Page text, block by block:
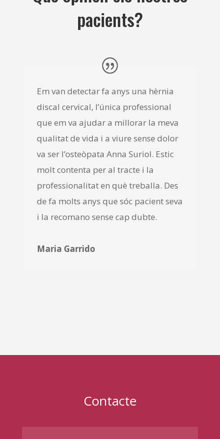
pacients?
Em van detectar fa anys una hèrnia
discal cervical, l’única professional
que em va ajudar a millorar la meva
qualitat de vida i a viure sense dolor
va ser l’osteòpata Anna Suriol. Estic
molt contenta per al tracte i la
professionalitat en què treballa. Des
de fa molts anys que sóc pacient seva
i la recomano sense cap dubte.
Maria Garrido
Contacte